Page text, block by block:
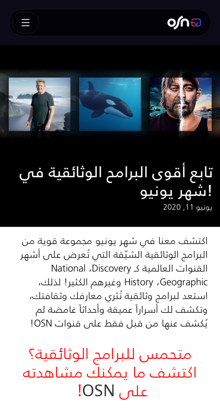
تابع أقوى البرامح الوثائقية في
شهر يونيو!
يونيو 11, 2020
اكتشف معنا في شهر يونيو مجموعة قوية من
البرامج الوثائقية الشيّقة التي تُعرض على أشهر
القنوات العالمية كـDiscovery، National
Geographic، History وغيرهم الكثير! لذلك،
استعد لبرامج وثائقية تُثري معارفك وثقافتك،
وتكشف لك أسراراً عميقة وأحداثاً غامضة لم
يُكشف عنها من قبل فقط على قنواتOSN
!
متحمس للبرامج الوثائقية؟
اكتشف ما يمكنك مشاهدته
علىOSN
!